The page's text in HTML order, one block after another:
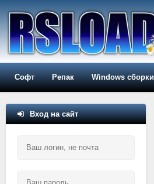
Софт Репак Windows сборки
Вход на сайт